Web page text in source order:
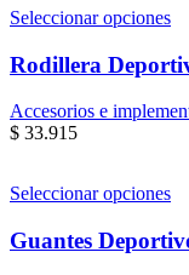
Seleccionar opciones
Rodillera
Accesorios e
$ 33.915
Seleccionar opciones
Guantes